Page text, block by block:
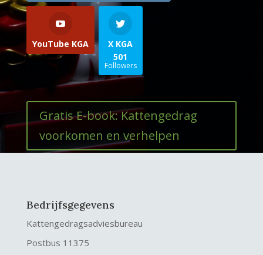
YouTube KGA
X KGA
501
Followers
Gratis E-book: Kattengedrag
voorkomen en verhelpen
Bedrijfsgegevens
Kattengedragsadviesbureau
Postbus 11375